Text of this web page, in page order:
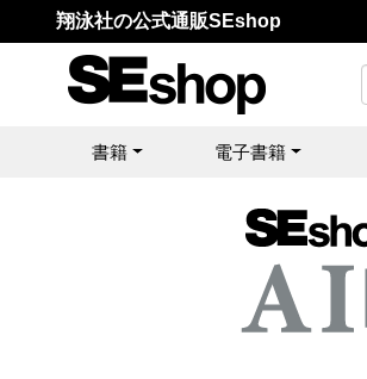
翔泳社の公式通販SEshop
書籍 電子書籍